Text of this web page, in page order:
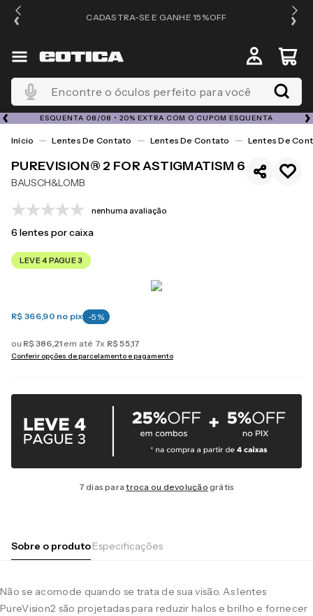
CADASTRA-SE E GANHE 15%OFF
Encontre o óculos perfeito para você
ESQUENTA 08/08 • 20% EXTRA COM O CUPOM ESQUENTA
Lentes De Contato Lentes De Contato Lentes De
PUREVISION® 2 FOR ASTIGMATISM 6
BAUSCH&LOMB
nenhuma avaliação
6 lentes por caixa
LEVE 4 PAGUE 3
R$ 366,90 no pix -5 %
ou R$386,21 em até 7x R$55,17
Conferir opções de parcelamento e pagamento
7 dias paratroca ou devolução grátis
Sobre o produtoEspecificações
Não se acomode quando se trata de sua visão. As lentes
PureVision2 são projetadas para reduzir halos e brilho e fornecer